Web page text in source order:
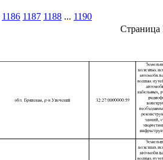
1186 1187 1188 ... 1190